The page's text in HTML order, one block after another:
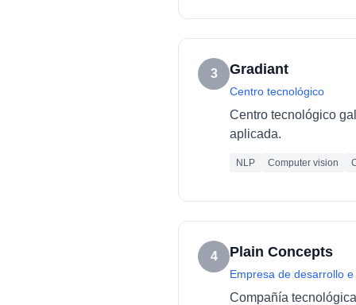
3 Gradiant
Centro tecnológico
Centro tecnológico
aplicada.
NLP Computer vision
4 Plain Concepts
Empresa de desarrollo e
Compañía